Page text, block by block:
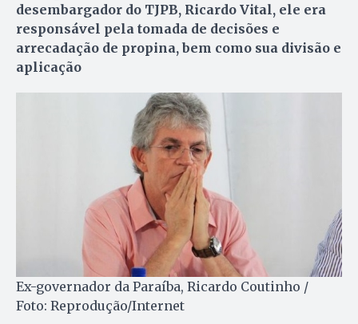
desembargador do TJPB, Ricardo Vital, ele era
responsável pela tomada de decisões e
arrecadação de propina, bem como sua divisão e
aplicação
Ex-governador da Paraíba, Ricardo Coutinho /
Foto: Reprodução/Internet